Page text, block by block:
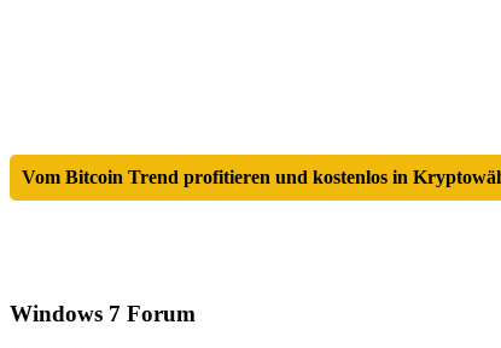
Vom Bitcoin Trend profitieren und kostenlos in
Windows 7 Forum